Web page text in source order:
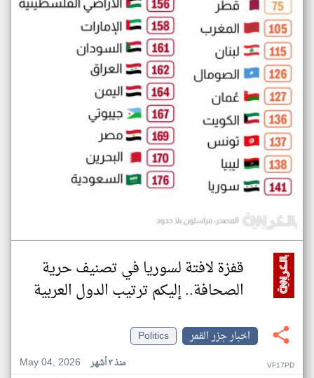
قفزة لافتة لسوريا في تصنيف حرية
الصحافة.. إليكم ترتيب الدول العربية
اخبار جزر القمر
Politics
May 04, 2026
منذ ٣ أشهر VF17PD